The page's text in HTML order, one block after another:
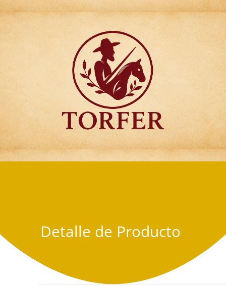
Articulos para
Regalo Torfer.
Detalle de Producto